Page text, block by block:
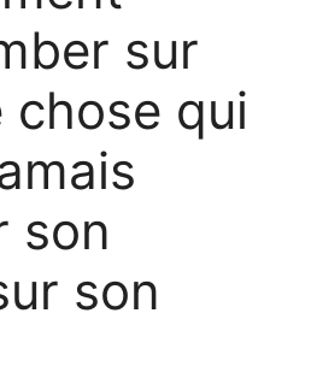
sur
chose qui
son
son